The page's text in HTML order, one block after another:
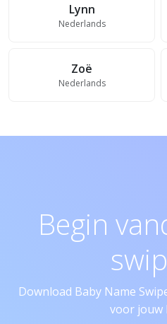
Lynn
Nederlands
Zoë
Nederlands
Begin
Download Baby Name
voor jouw